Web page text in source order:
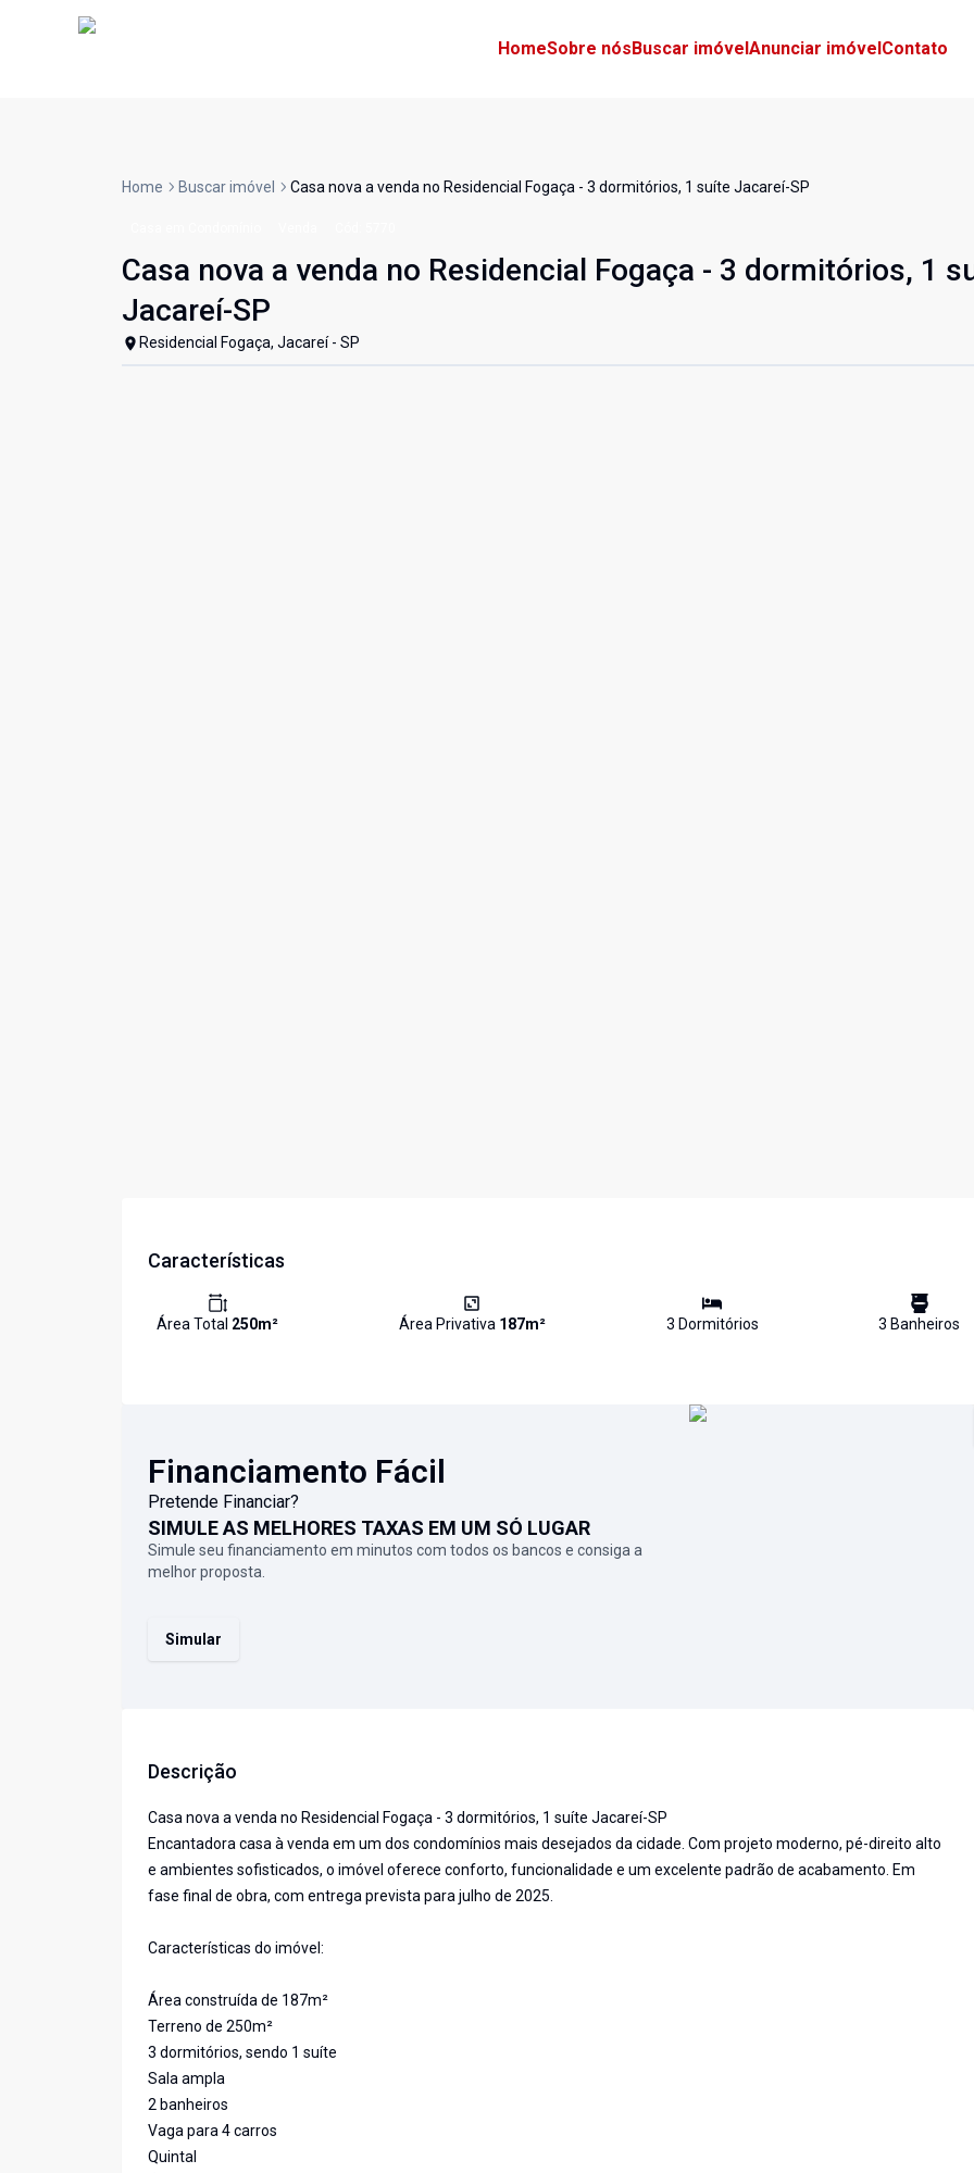
HomeSobre nósBuscar imóvelAnunciar imóvelContato
Home Buscar imóvel Casa nova a venda no Residencial Fogaça - 3 dormitórios, 1 suíte Jacareí-SP
Casa nova a venda no Residencial Fogaça - 3 dormitórios, 1
Jacareí-SP
Residencial Fogaça, Jacareí - SP
Características
Área Total 250m² Área Privativa 187m² 3 Dormitórios 3 Banheiros
Financiamento Fácil
Pretende Financiar?
SIMULE AS MELHORES TAXAS EM UM SÓ LUGAR
Simule seu financiamento em minutos com todos os bancos e consiga a
melhor proposta.
Simular
Descrição
Casa nova a venda no Residencial Fogaça - 3 dormitórios, 1 suíte Jacareí-SP
Encantadora casa à venda em um dos condomínios mais desejados da cidade. Com projeto moderno, pé-direito alto
e ambientes sofisticados, o imóvel oferece conforto, funcionalidade e um excelente padrão de acabamento. Em
fase final de obra, com entrega prevista para julho de 2025.
Características do imóvel:
Área construída de 187m²
Terreno de 250m²
3 dormitórios, sendo 1 suíte
Sala ampla
2 banheiros
Vaga para 4 carros
Quintal